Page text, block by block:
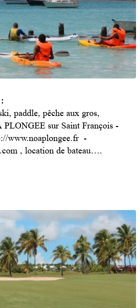
paddle, pêche aux gros,
PLONGEE sur Saint François -
www.noaplongee.fr -
, location de bateau….